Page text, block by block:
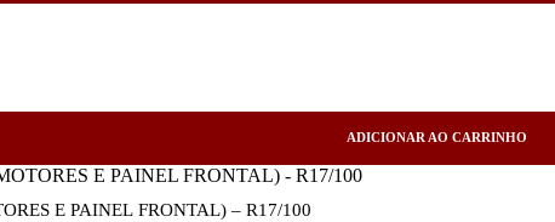
ADICIONAR AO CARRINHO
E PAINEL FRONTAL) – R17/100